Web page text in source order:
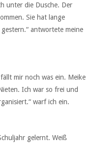
unter die Dusche. Der
Sie hat lange
antwortete meine
mir noch was ein. Meike
Ich war so frei und
warf ich ein.
gelernt. Weiß